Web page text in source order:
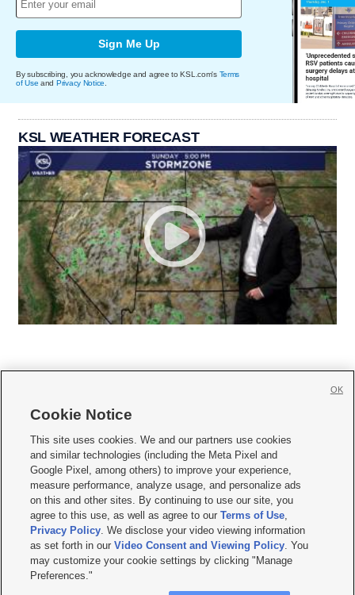
Sign Me Up
By subscribing, you acknowledge and agree to KSL.com's Terms
of Use and Privacy Notice
KSL WEATHER FORECAST
     
Mobile Apps| Newsletter|Advertise|Contact Us|Careers with KSL.com
Terms of use Privacy Statement| Video Consent Viewing Policy
Do Not Sell or Share My Data|EEO Public File Report| KSL-TV FCC Public File
KSL FM Radio FCC Public File|KSL AM Radio FCC Public File |FCC Applications
Closed Captioning Assistance
© 2026KSL Media| KSL Broadcasting Salt Lake City UT | Site hosted & managed
by KSL Media - a Deseret Media Company
Cookie Notice
This site uses cookies. We and our partners use cookies
and similar technologies (including the Meta Pixel and
Google Pixel, among others) to improve your experience,
measure performance, analyze usage, and personalize ads
on this and other sites. By continuing to use our site, you
agree to this use, as well as agree to ourTerms of Use,
Privacy Policy. We disclose your video viewing information
as set forth in ourVideo Consent and Viewing Policy. You
may customize your cookie settings by clicking "Manage
Preferences."
OK